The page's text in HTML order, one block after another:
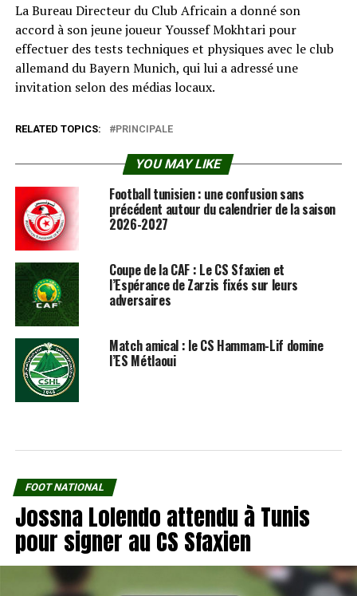
La Bureau Directeur du Club Africain a donné son
accord à son jeune joueur Youssef Mokhtari pour
effectuer des tests techniques et physiques avec le club
allemand du Bayern Munich, qui lui a adressé une
invitation selon des médias locaux.
RELATED TOPICS: PRINCIPALE
YOU MAY LIKE
Football tunisien : une confusion sans
précédent autour du calendrier de la saison
2026-2027
Coupe de la CAF : Le CS Sfaxien et
l’Espérance de Zarzis fixés sur leurs
adversaires
Match amical : le CS Hammam-Lif domine
l’ES Métlaoui
FOOT NATIONAL
Jossna Lolendo attendu à Tunis
pour signer au CS Sfaxien